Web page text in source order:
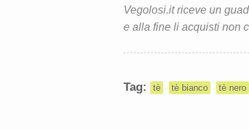
Vegolosi.it riceve un
e alla fine li acquisti non
Tag: tè tè bianco tè nero